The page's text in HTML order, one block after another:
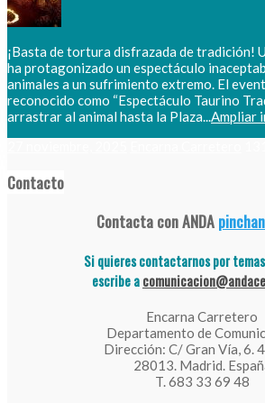
¡Basta de tortura disfrazada de tradición!
ha protagonizado un espectáculo
animales a un sufrimiento extremo. El
reconocido como “Espectáculo Taurino
arrastrar al animal hasta la Plaza...Ampliar
Contacto
Contacta con ANDA
Si quieres contactarnos por
escribe a
Encarna Carretero
Departamento de
Dirección: C/ Gran Vía, 6.
28013. Madrid.
T. 683 33 69 48